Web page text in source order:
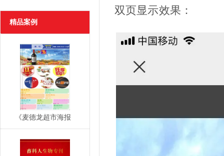
精品案例
《麦德龙超市海报
双页显示效果：